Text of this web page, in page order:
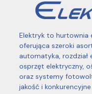
Elektryk to hurtownia
oferująca szeroki
automatyka, rozdział
osprzęt elektryczny,
oraz systemy
jakość i